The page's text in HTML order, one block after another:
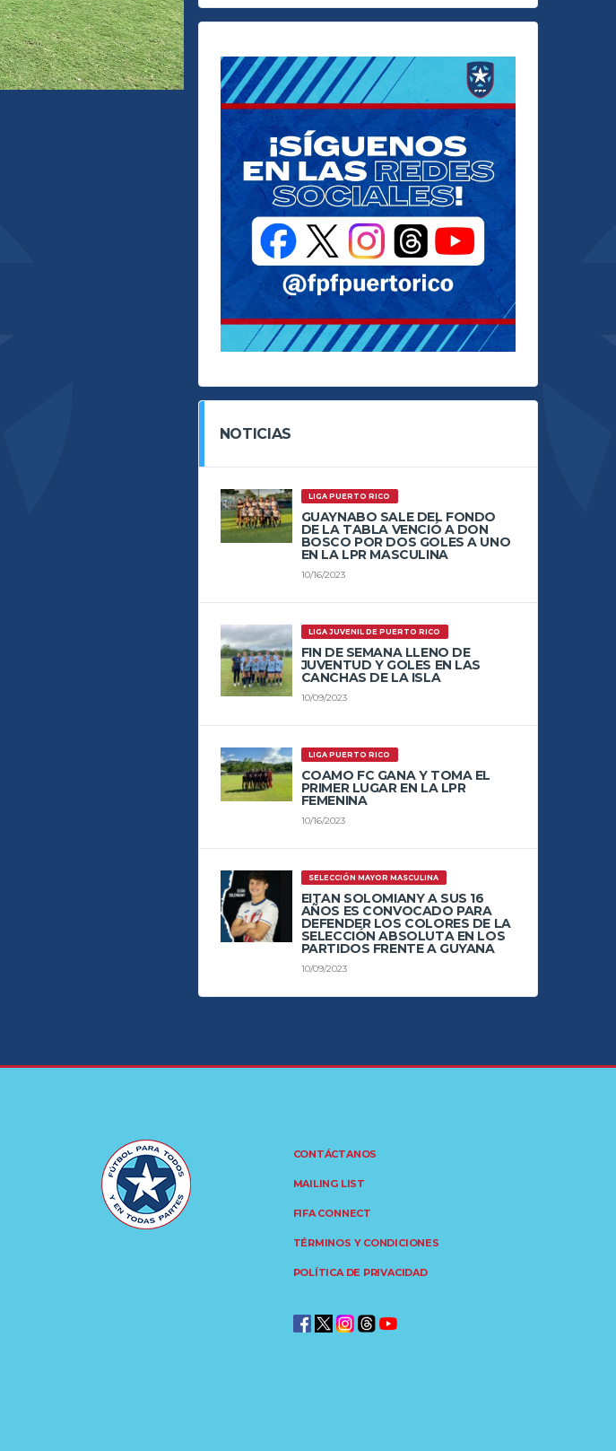
NOTICIAS
LIGA PUERTO RICO
GUAYNABO SALE DEL FONDO
DE LA TABLA VENCIÓ A DON
BOSCO POR DOS GOLES A UNO
EN LA LPR MASCULINA
10/16/2023
LIGA JUVENIL DE PUERTO RICO
FIN DE SEMANA LLENO DE
JUVENTUD Y GOLES EN LAS
CANCHAS DE LA ISLA
10/09/2023
LIGA PUERTO RICO
COAMO FC GANA Y TOMA EL
PRIMER LUGAR EN LA LPR
FEMENINA
10/16/2023
SELECCIÓN MAYOR MASCULINA
EITAN SOLOMIANY A SUS 16
AÑOS ES CONVOCADO PARA
DEFENDER LOS COLORES DE LA
SELECCIÓN ABSOLUTA EN LOS
PARTIDOS FRENTE A GUYANA
10/09/2023
CONTÁCTANOS
MAILING LIST
FIFA CONNECT
TÉRMINOS Y CONDICIONES
POLÍTICA DE PRIVACIDAD